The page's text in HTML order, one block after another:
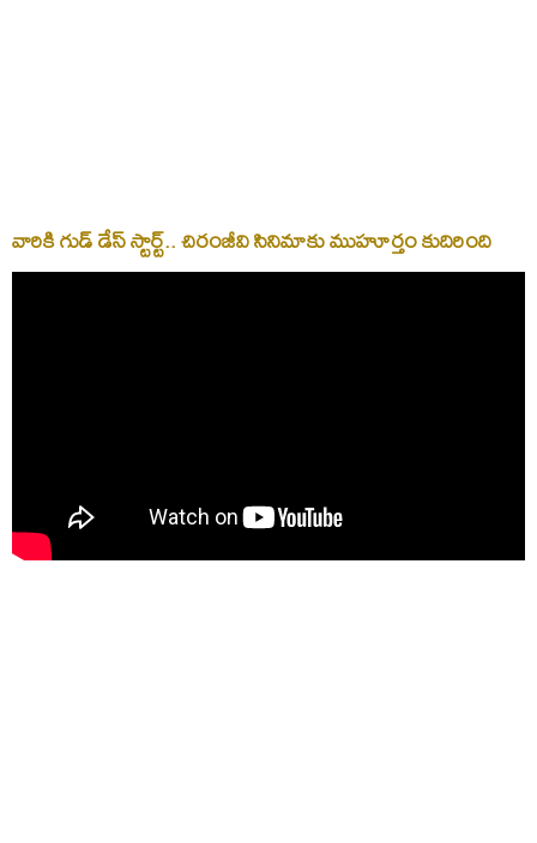
వారికి గుడ్‌ డేస్‌ స్టార్ట్‌.. చిరంజీవి సినిమాకు ముహూర్తం కుదిరింది